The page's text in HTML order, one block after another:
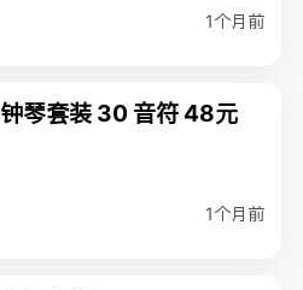
1个月前
钟琴套装 30 音符 48元
1个月前